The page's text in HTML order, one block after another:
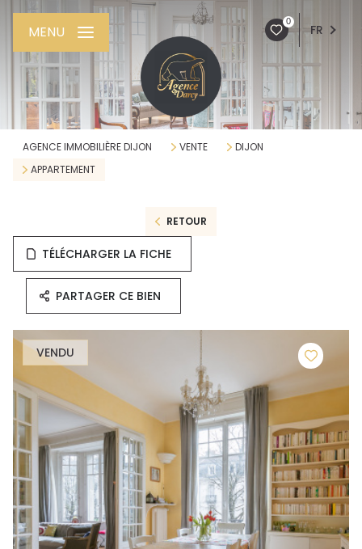
0
FR
MENU
AGENCE IMMOBILIÈRE DIJON VENTE
DIJON
APPARTEMENT
RETOUR
TÉLÉCHARGER LA FICHE
PARTAGER CE BIEN
VENDU